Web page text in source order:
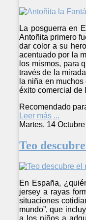
La posguerra en
Antoñita primero
dar color a su
acentuado por la
los mismos, para
través de la
la niña en
éxito comercial de
Recomendado
Leer más ...
Martes, 14
Teo
En España,
jersey a rayas
situaciones
mundo”, que
a los niños a